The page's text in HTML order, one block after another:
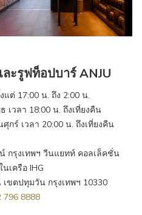
ะรูฟท็อปบาร์ ANJU
ต่ 17:00 น. ถึง 2:00 น.
เวลา 18:00 น. ถึงเที่ยงคืน
ร์ เวลา 20:00 น. ถึงเที่ยงคืน
กรุงเทพฯ วีนแยทท์ คอลเล็คชั่น
เครือ IHG
ขตปทุมวัน กรุงเทพฯ 10330
796 8888